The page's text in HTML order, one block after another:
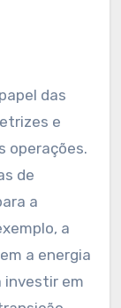
das
e
operações.
de
a
a
a energia
investir em